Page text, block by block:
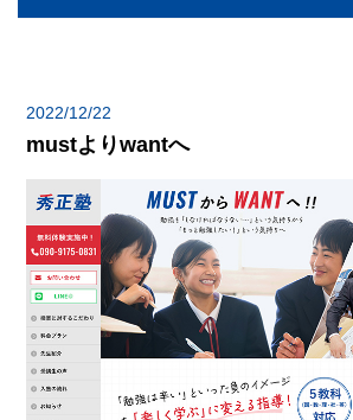
2022/12/22
mustよりwantへ